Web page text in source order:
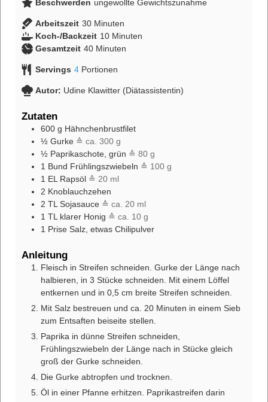
Beschwerden ungewollte Gewichtszunahme
Arbeitszeit 30 Minuten
Koch-/Backzeit 10 Minuten
Gesamtzeit 40 Minuten
Servings 4 Portionen
Autor: Udine Klawitter (Diätassistentin)
Zutaten
600 g Hähnchenbrustfilet
½ Gurke ≙ ca. 300 g
½ Paprikaschote, grün ≙ 80 g
1 Bund Frühlingszwiebeln ≙ 100 g
1 EL Rapsöl ≙ 20 ml
2 Knoblauchzehen
2 TL Sojasauce ≙ ca. 20 ml
1 TL klarer Honig ≙ ca. 10 g
1 Prise Salz, etwas Chilipulver
Anleitung
Fleisch in Streifen schneiden. Gurke der Länge nach
halbieren, in 3 Stücke schneiden. Mit einem Löffel
entkernen und in 0,5 cm breite Streifen schneiden.
Mit Salz bestreuen und ca. 20 Minuten in einem Sieb
zum Entsaften beiseite stellen.
Paprika in dünne Streifen schneiden,
Frühlingszwiebeln der Länge nach in Stücke gleich
groß der Gurke schneiden.
Die Gurke abtropfen und trocknen.
Öl in einer Pfanne erhitzen. Paprikastreifen darin